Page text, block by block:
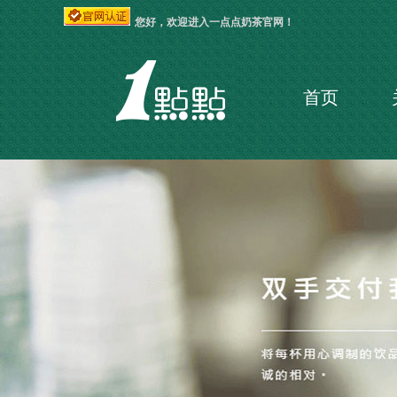
您好，欢迎进入一点点奶茶官网！
首页